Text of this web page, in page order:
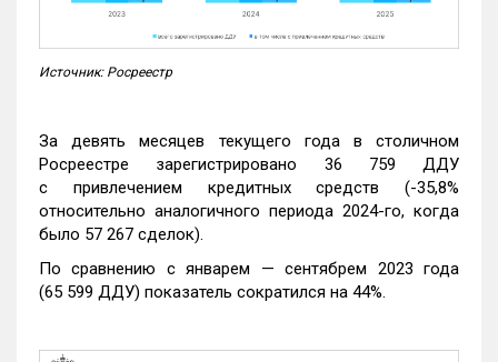
Источник: Росреестр
За девять месяцев текущего года в столичном
Росреестре зарегистрировано 36 759 ДДУ
с привлечением кредитных средств (-35,8%
относительно аналогичного периода 2024-го, когда
было 57 267 сделок).
По сравнению с январем — сентябрем 2023 года
(65 599 ДДУ) показатель сократился на 44%.